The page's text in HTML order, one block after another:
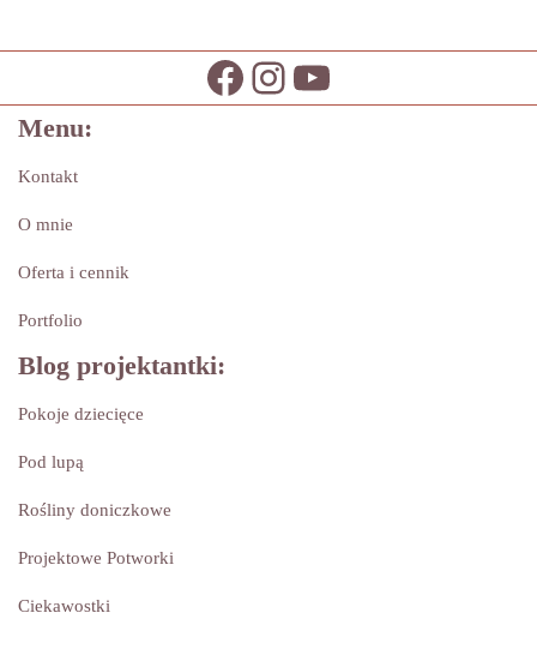
Menu:
Kontakt
O mnie
Oferta i cennik
Portfolio
Blog projektantki:
Pokoje dziecięce
Pod lupą
Rośliny doniczkowe
Projektowe Potworki
Ciekawostki